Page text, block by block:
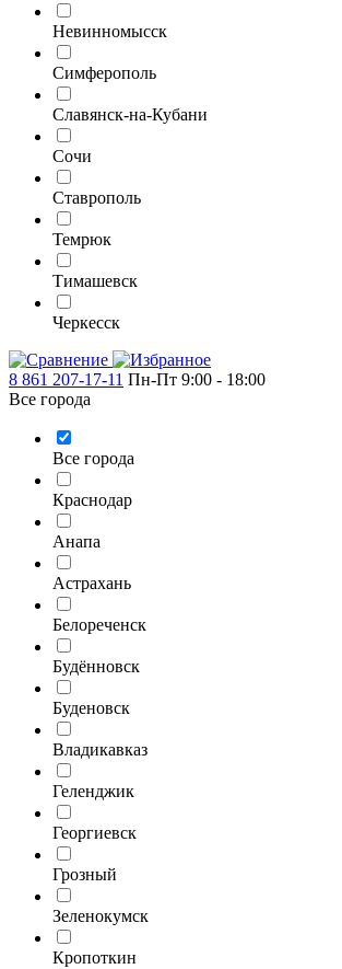
Невинномысск
Симферополь
Славянск-на-Кубани
Сочи
Ставрополь
Темрюк
Тимашевск
Черкесск
8 861 207-17-11 Пн-Пт 9:00 - 18:00
Все города
Все города
Краснодар
Анапа
Астрахань
Белореченск
Будённовск
Буденовск
Владикавказ
Геленджик
Георгиевск
Грозный
Зеленокумск
Кропоткин